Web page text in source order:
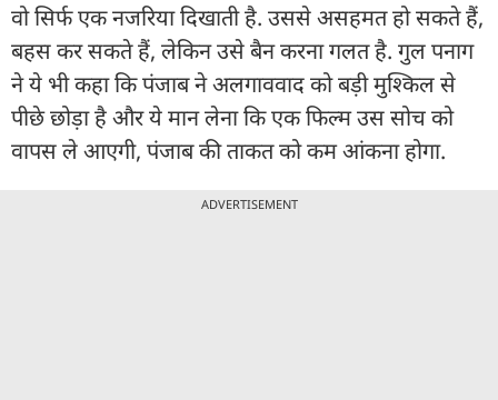
वो सिर्फ एक नजरिया दिखाती है. उससे असहमत हो सकते हैं,
बहस कर सकते हैं, लेकिन उसे बैन करना गलत है. गुल पनाग
ने ये भी कहा कि पंजाब ने अलगाववाद को बड़ी मुश्किल से
पीछे छोड़ा है और ये मान लेना कि एक फिल्म उस सोच को
वापस ले आएगी, पंजाब की ताकत को कम आंकना होगा.
ADVERTISEMENT